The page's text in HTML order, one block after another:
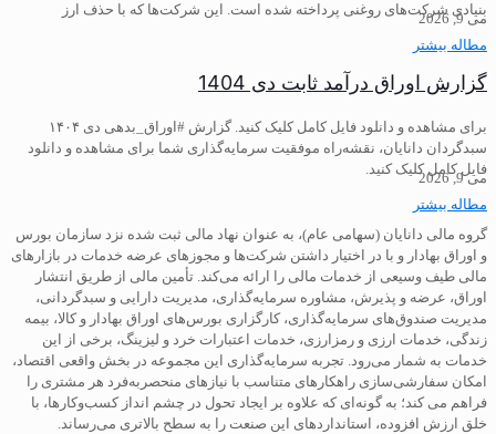
بنیادی شرکت‌های روغنی پرداخته شده است. این شرکت‌ها که با حذف ارز
مطاله بیشتر
می 9, 2026
گزارش اوراق درآمد ثابت دی 1404
برای مشاهده و دانلود فایل کامل کلیک کنید. گزارش #اوراق_بدهی دی ۱۴۰۴
سبدگردان دانایان، نقشه‌راه موفقیت سرمایه‌گذاری شما برای مشاهده و دانلود
فایل کامل کلیک کنید.
مطاله بیشتر
می 9, 2026
گروه مالی دانایان (سهامی عام)، به عنوان نهاد مالی ثبت شده نزد سازمان بورس
و اوراق بهادار و با در اختیار داشتن شرکت‌ها و مجوزهای عرضه خدمات در بازارهای
مالی طیف وسیعی از خدمات مالی را ارائه می‌کند. تأمین مالی از طریق انتشار
اوراق، عرضه و پذیرش، مشاوره سرمایه‌گذاری، مدیریت دارایی و سبدگردانی،
مدیریت صندوق‌های سرمایه‌گذاری، کارگزاری بورس‌های اوراق بهادار و کالا، بیمه
زندگی، خدمات ارزی و رمزارزی، خدمات اعتبارات خرد و لیزینگ، برخی از این
خدمات به شمار می‌رود. تجربه سرمایه‌گذاری این مجموعه در بخش واقعی اقتصاد،
امکان سفارشی‌سازی راهکارهای متناسب با نیازهای منحصربه‌فرد هر مشتری را
فراهم می کند؛ به گونه‌ای که علاوه بر ایجاد تحول در چشم انداز کسب‌و‌کارها، با
خلق ارزش افزوده، استانداردهای این صنعت را به سطح بالاتری می‌رساند.